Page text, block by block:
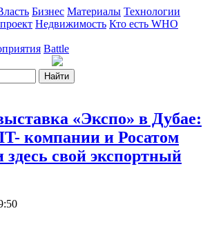
Бизнес Материалы Технологии
Недвижимость Кто есть WHO
Battle
Найти
«Экспо» в Дубае:
компании и Росатом
здесь свой экспортный